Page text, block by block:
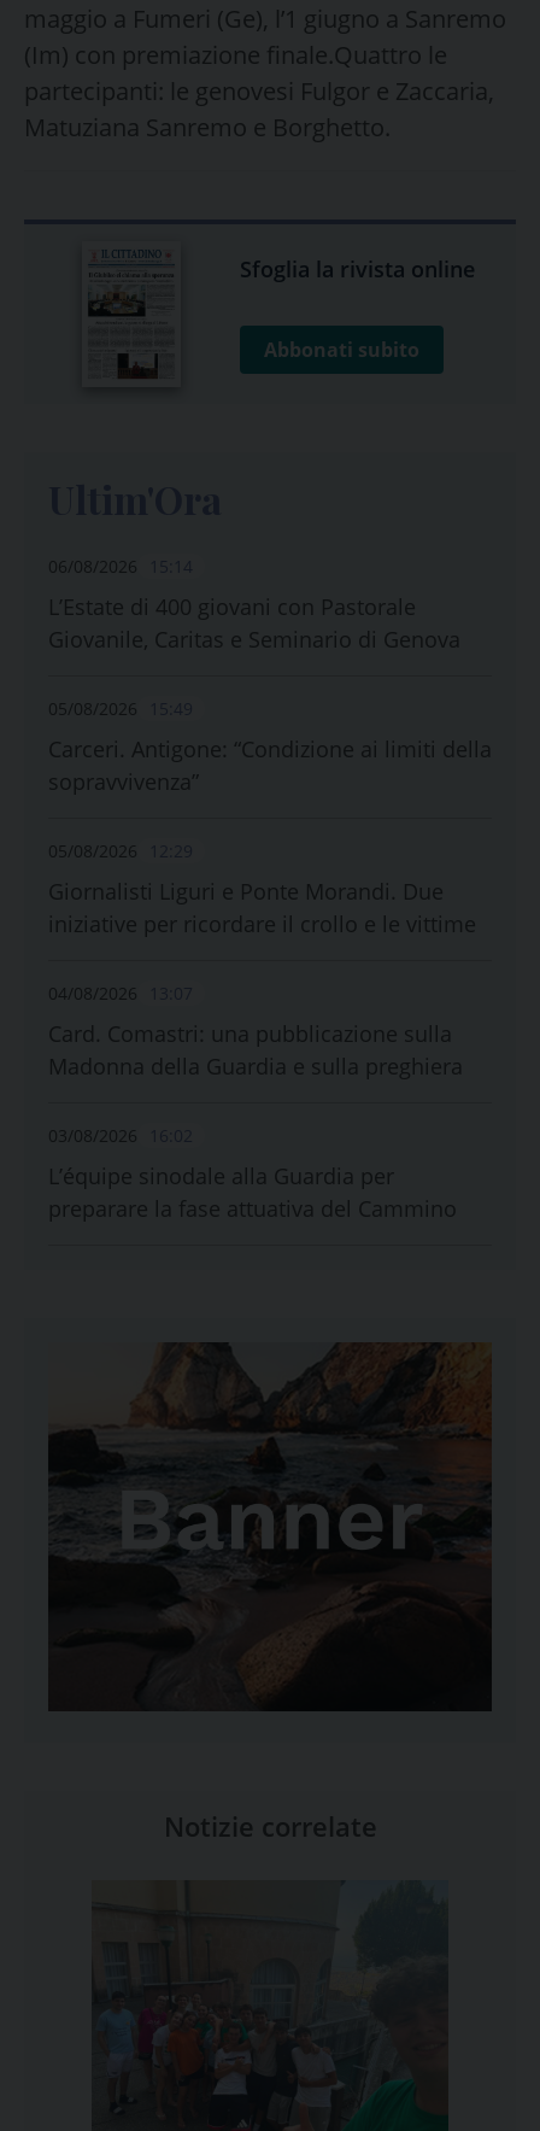
maggio a Fumeri (Ge), l’1 giugno a Sanremo
(Im) con premiazione finale.Quattro le
partecipanti: le genovesi Fulgor e Zaccaria,
Matuziana Sanremo e Borghetto.
Sfoglia la rivista online
Abbonati subito
06/08/2026
L’Estate di 400 giovani con Pastorale
Giovanile, Caritas e Seminario di Genova
05/08/2026
Carceri. Antigone: “Condizione ai limiti della
sopravvivenza”
05/08/2026
Giornalisti Liguri e Ponte Morandi. Due
iniziative per ricordare il crollo e le vittime
04/08/2026
Card. Comastri: una pubblicazione sulla
Madonna della Guardia e sulla preghiera
03/08/2026
L’équipe sinodale alla Guardia per
preparare la fase attuativa del Cammino
Notizie correlate